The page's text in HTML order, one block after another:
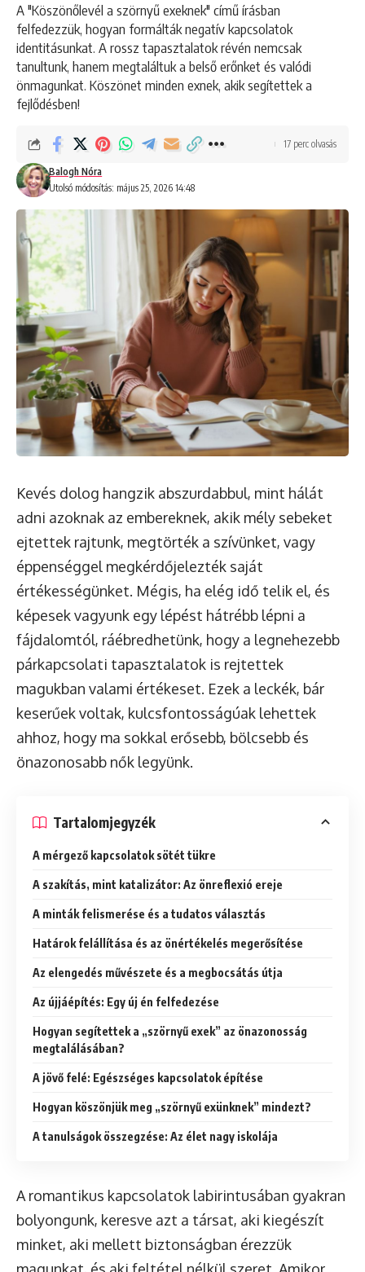
A "Köszönőlevél a szörnyű exeknek" című írásban
felfedezzük, hogyan formálták negatív kapcsolatok
identitásunkat. A rossz tapasztalatok révén nemcsak
tanultunk, hanem megtaláltuk a belső erőnket és valódi
önmagunkat. Köszönet minden exnek, akik segítettek a
fejlődésben!
Utolsó módosítás: május 25, 2026 14:48
Balogh Nóra
17 perc olvasás
Kevés dolog hangzik abszurdabbul, mint hálát
adni azoknak az embereknek, akik mély sebeket
ejtettek rajtunk, megtörték a szívünket, vagy
éppenséggel megkérdőjelezték saját
értékességünket. Mégis, ha elég idő telik el, és
képesek vagyunk egy lépést hátrébb lépni a
fájdalomtól, ráébredhetünk, hogy a legnehezebb
párkapcsolati tapasztalatok is rejtettek
magukban valami értékeset. Ezek a leckék, bár
keserűek voltak, kulcsfontosságúak lehettek
ahhoz, hogy ma sokkal erősebb, bölcsebb és
önazonosabb nők legyünk.
Tartalomjegyzék
A mérgező kapcsolatok sötét tükre
A szakítás, mint katalizátor: Az önreflexió ereje
A minták felismerése és a tudatos választás
Határok felállítása és az önértékelés megerősítése
Az elengedés művészete és a megbocsátás útja
Az újjáépítés: Egy új én felfedezése
Hogyan segítettek a „szörnyű exek” az önazonosság
megtalálásában?
A jövő felé: Egészséges kapcsolatok építése
Hogyan köszönjük meg „szörnyű exünknek” mindezt?
A tanulságok összegzése: Az élet nagy iskolája
A romantikus kapcsolatok labirintusában gyakran
bolyongunk, keresve azt a társat, aki kiegészít
minket, aki mellett biztonságban érezzük